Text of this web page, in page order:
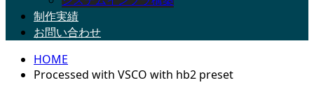
制作実績
お問い合わせ
HOME
Processed with VSCO with hb2 preset